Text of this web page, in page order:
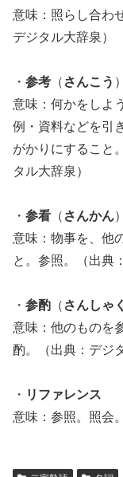
意味：照らし合わ
デジタル大辞泉）
・ 参考 （ さんこう ）
意味：何かをしよ
例・資料などを引
がかりにすること
タル大辞泉）
・ 参看 （ さんかん）
意味：物事を、他
と。参照。（出典
・ 参酌 （ さんしゃく
意味：他のものを
酌。（出典：デジ
・ リファレンス
意味：参照。照会